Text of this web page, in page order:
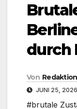
durch
Von Redaktion
JUNI 25, 2026
#brutale